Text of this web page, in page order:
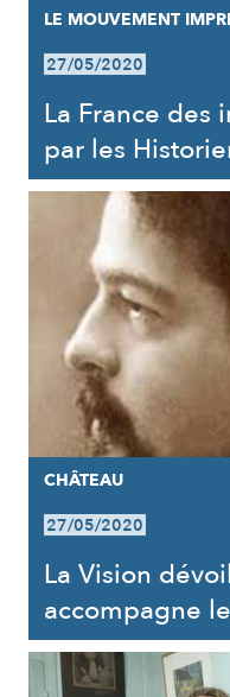
LE MOUVEMENT
27/05/2020
La France des
par les
CHÂTEAU
27/05/2020
La Vision
accompagne